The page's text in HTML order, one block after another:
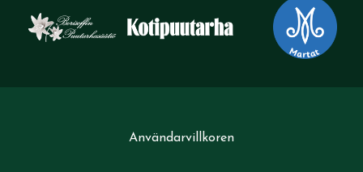
Användarvillkoren